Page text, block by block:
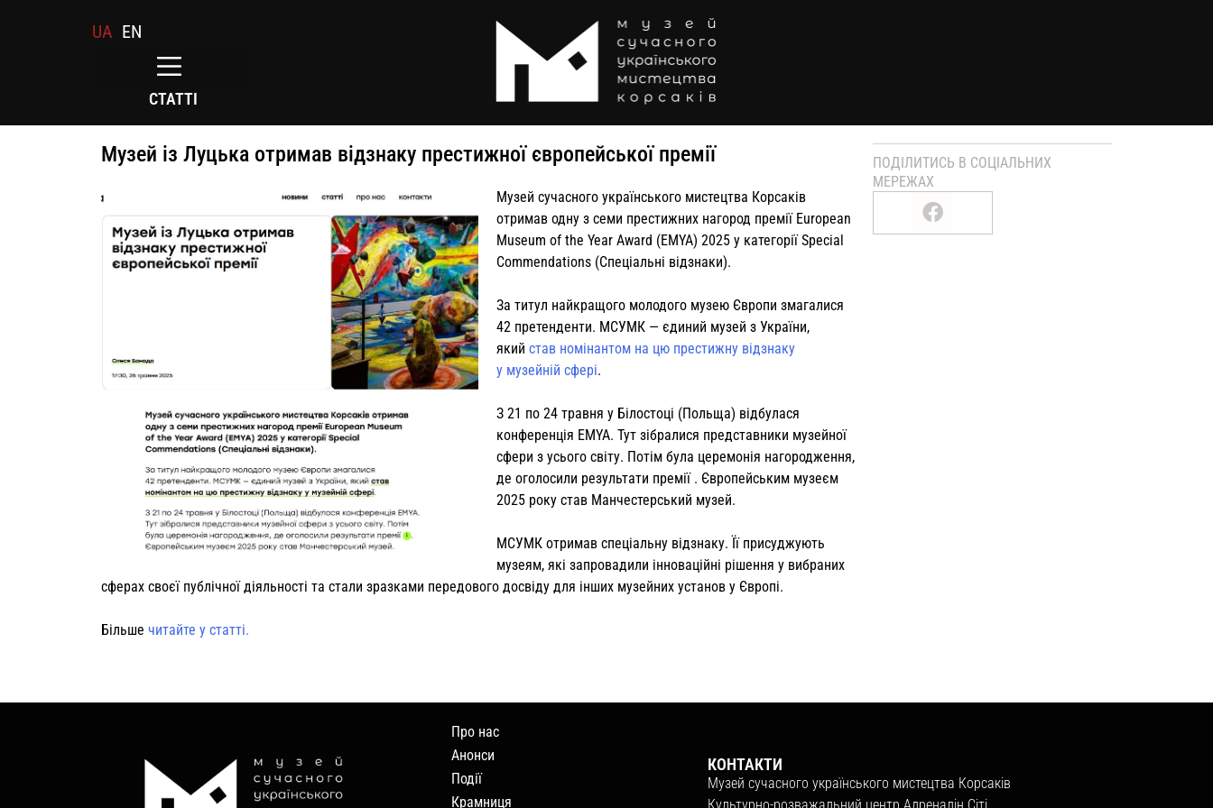
UA EN
СТАТТІ
Музей із Луцька отримав відзнаку престижної європейської премії
Музей сучасного українського мистецтва Корсаків
отримав одну з семи престижних нагород премії European
Museum of the Year Award (EMYA) 2025 у категорії Special
Commendations (Спеціальні відзнаки).
За титул найкращого молодого музею Європи змагалися
42 претенденти. МСУМК — єдиний музей з України,
який став номінантом на цю престижну відзнаку
у музейній сфері.
З 21 по 24 травня у Білостоці (Польща) відбулася
конференція EMYA. Тут зібралися представники музейної
сфери з усього світу. Потім була церемонія нагородження,
де оголосили результати премії . Європейським музеєм
2025 року став Манчестерський музей.
МСУМК отримав спеціальну відзнаку. Її присуджують
музеям, які запровадили інноваційні рішення у вибраних
сферах своєї публічної діяльності та стали зразками передового досвіду для інших музейних установ у Європі.
Більше читайте у статті.
ПОДІЛИТИСЬ В СОЦІАЛЬНИХ
МЕРЕЖАХ
Про нас
Анонси
Події
Крамниця
КОНТАКТИ
Музей сучасного українського мистецтва Корсаків
Культурно-розважальний центр Адреналін Сіті